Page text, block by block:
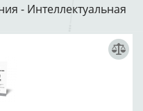
- Интеллектуальная